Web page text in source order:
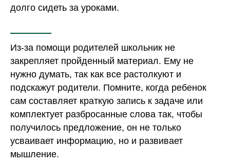
долго сидеть за уроками.
Из-за помощи родителей школьник не
закрепляет пройденный материал. Ему не
нужно думать, так как все растолкуют и
подскажут родители. Помните, когда ребенок
сам составляет краткую запись к задаче или
комплектует разбросанные слова так, чтобы
получилось предложение, он не только
усваивает информацию, но и развивает
мышление.